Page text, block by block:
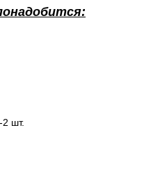
шт.